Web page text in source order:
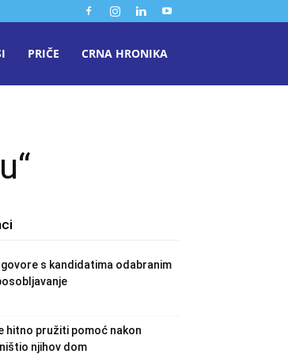
PRIČE CRNA HRONIKA
s kandidatima odabranim
hitno pružiti pomoć nakon
njihov dom